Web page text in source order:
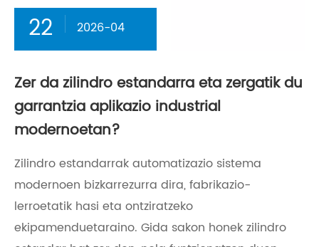
22 2026-04
Zer da zilindro estandarra eta zergatik du
garrantzia aplikazio industrial
modernoetan?
Zilindro estandarrak automatizazio sistema
modernoen bizkarrezurra dira, fabrikazio-
lerroetatik hasi eta ontziratzeko
ekipamenduetaraino. Gida sakon honek zilindro